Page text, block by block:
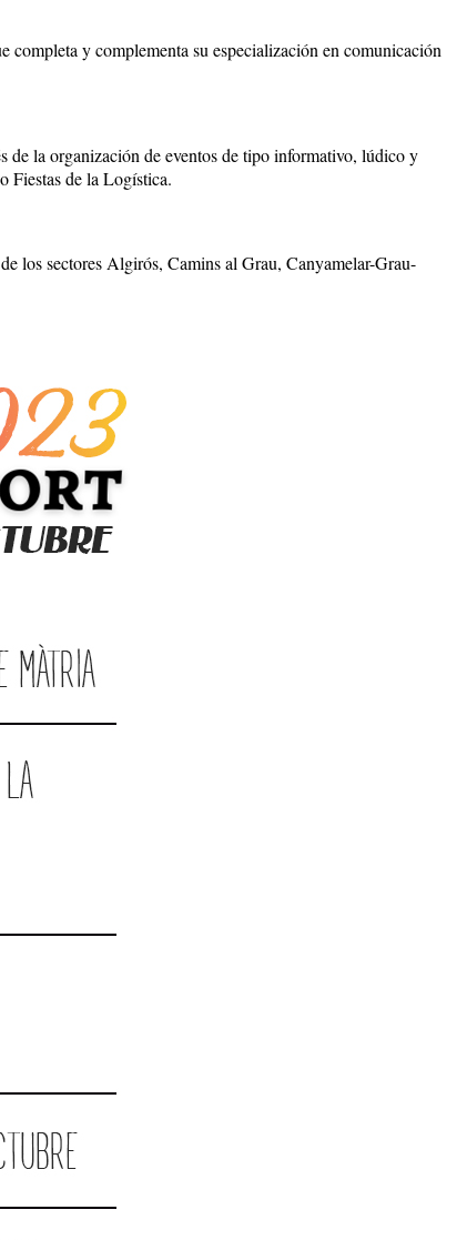
y complementa su especialización en comunicación
de la organización de eventos de tipo informativo, lúdico y
Fiestas de la Logística.
los sectores Algirós, Camins al Grau, Canyamelar-Grau-